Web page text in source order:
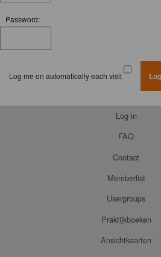
Password:
Log me on automatically each visit
Log in
FAQ
Contact
Memberlist
Usergroups
Praktijkboeken
Ansichtkaarten